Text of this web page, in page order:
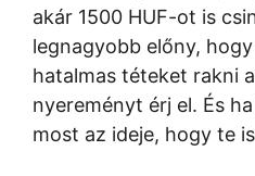
akár 1500 HUF-ot is
legnagyobb előny,
hatalmas téteket rakni
nyereményt érj el. És
most az ideje, hogy te